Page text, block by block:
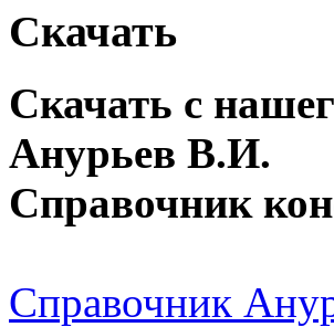
Скачать
Скачать с
Анурьев В.И.
Справочник
Справочник